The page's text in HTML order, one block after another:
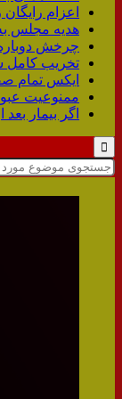
اعزام
هدیه مجلس
چرخش
تخریب کامل سه
ایکس تمام
ممنوعیت
اگر بیمار